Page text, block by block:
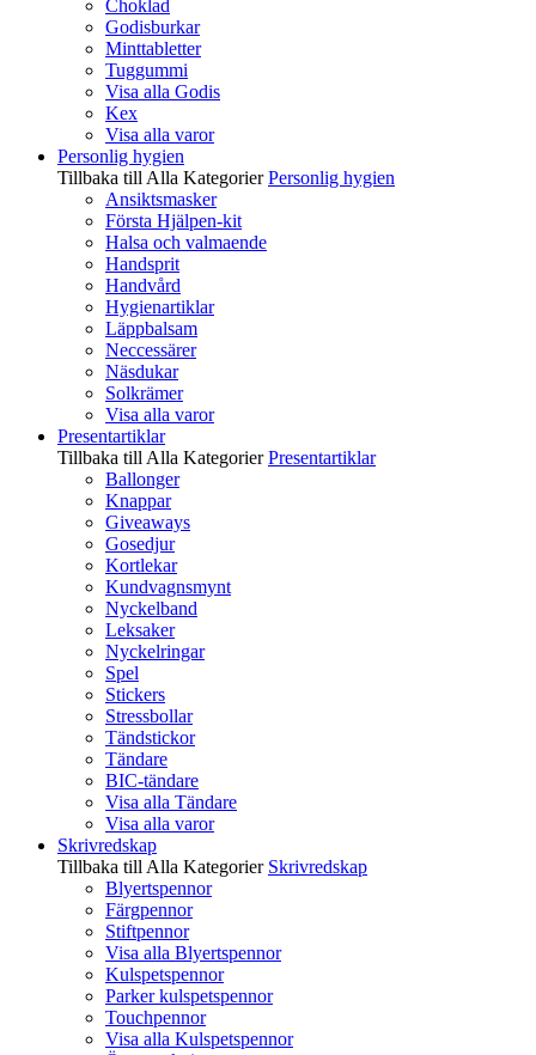
Choklad
Godisburkar
Minttabletter
Tuggummi
Visa alla Godis
Kex
Visa alla varor
Personlig hygien
Tillbaka till Alla Kategorier Personlig hygien
Ansiktsmasker
Första Hjälpen-kit
Halsa och valmaende
Handsprit
Handvård
Hygienartiklar
Läppbalsam
Neccessärer
Näsdukar
Solkrämer
Visa alla varor
Presentartiklar
Tillbaka till Alla Kategorier Presentartiklar
Ballonger
Knappar
Giveaways
Gosedjur
Kortlekar
Kundvagnsmynt
Nyckelband
Leksaker
Nyckelringar
Spel
Stickers
Stressbollar
Tändstickor
Tändare
BIC-tändare
Visa alla Tändare
Visa alla varor
Skrivredskap
Tillbaka till Alla Kategorier Skrivredskap
Blyertspennor
Färgpennor
Stiftpennor
Visa alla Blyertspennor
Kulspetspennor
Parker kulspetspennor
Touchpennor
Visa alla Kulspetspennor